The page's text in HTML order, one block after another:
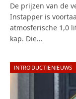
De prijzen van de
Instapper is
atmosferische 1,0
kap. Die…
INTRODUCTIENIEUWS